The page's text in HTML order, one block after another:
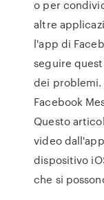
o per
altre
l'app di
seguire
dei problemi.
Facebook
Questo
video
dispositivo
che si